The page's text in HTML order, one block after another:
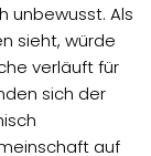
unbewusst. Als
sieht, würde
verläuft für
sich der
auf